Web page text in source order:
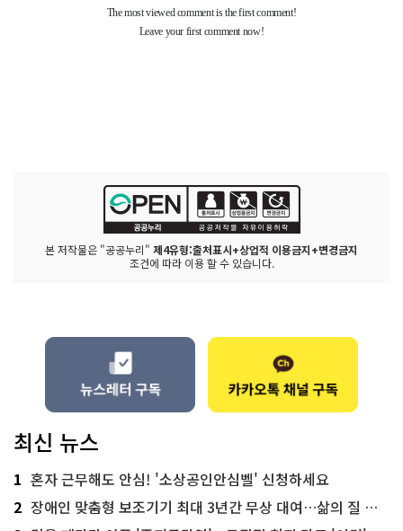
본 저작물은 "공공누리" 제4유형:출처표시+상업적 이용금지+변경금지
조건에 따라 이용 할 수 있습니다.
최신 뉴스
1 혼자 근무해도 안심! '소상공인안심벨' 신청하세요
2 장애인 맞춤형 보조기기 최대 3년간 무상 대여…삶의 질 높인다